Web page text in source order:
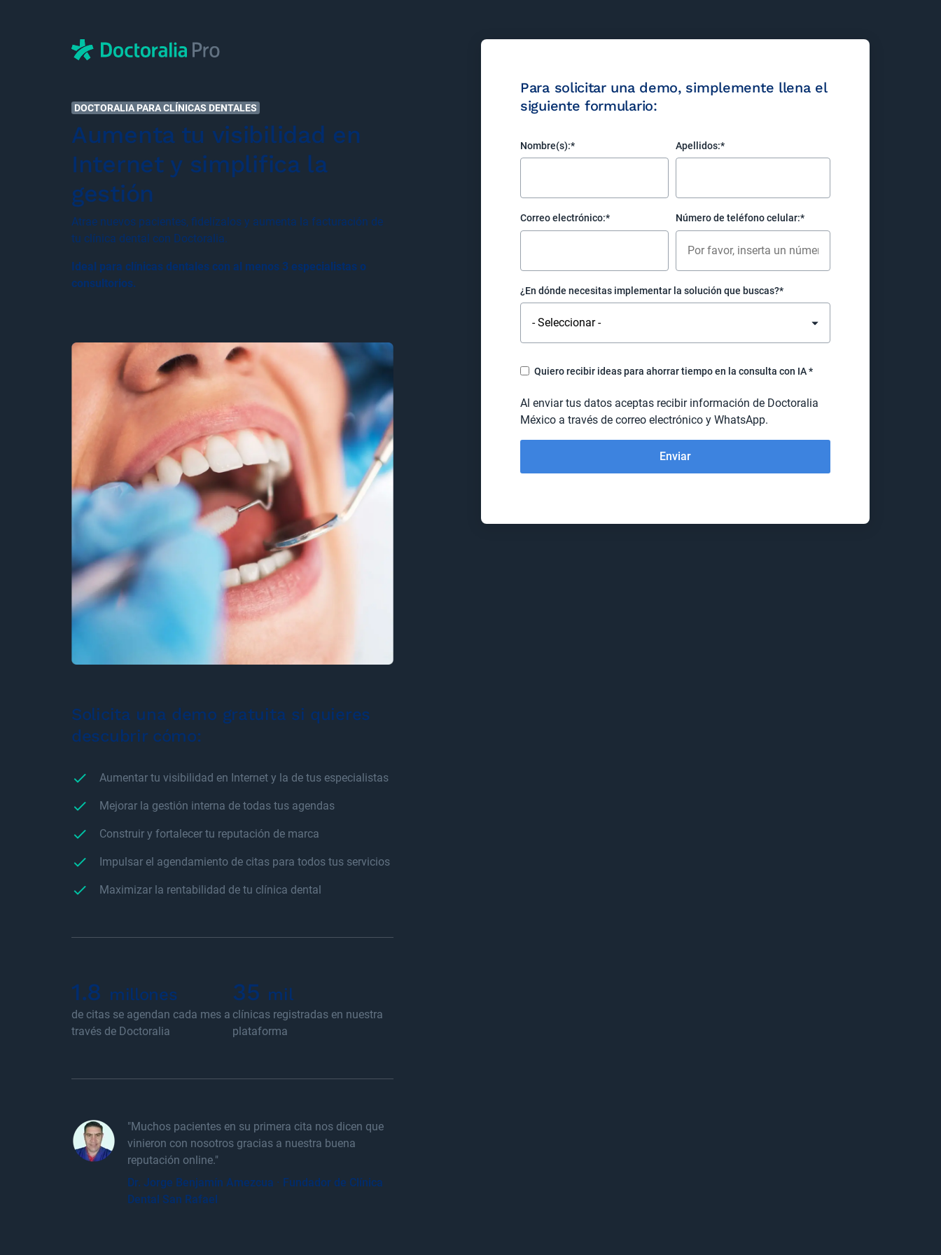
Para solicitar una demo, simplemente llena el
siguiente formulario:
Nombre(s):* Apellidos:*
Correo electrónico:* Número de teléfono celular:*
¿En dónde necesitas implementar la solución que buscas?*
Quiero recibir ideas para ahorrar tiempo en la consulta con IA
Al enviar tus datos aceptas recibir información de Doctoralia
México a través de correo electrónico y WhatsApp.
DOCTORALIA PARA CLÍNICAS DENTALES
Aumenta tu visibilidad en
Internet y simplifica la
gestión
Atrae nuevos pacientes, fidelízalos y aumenta la facturación de
tu clínica dental con Doctoralia.
Ideal para clínicas dentales con al menos 3 especialistas o
consultorios.
Solicita una demo gratuita si quieres
descubrir cómo:
Aumentar tu visibilidad en Internet y la de tus especialistas
Mejorar la gestión interna de todas tus agendas
Construir y fortalecer tu reputación de marca
Impulsar el agendamiento de citas para todos tus servicios
Maximizar la rentabilidad de tu clínica dental
1.8 millones
de citas se agendan cada mes a
través de Doctoralia
35 mil
clínicas registradas en nuestra
plataforma
"Muchos pacientes en su primera cita nos dicen que
vinieron con nosotros gracias a nuestra buena
reputación online."
Dr. Jorge Benjamín Amezcua · Fundador de Clínica
Dental San Rafael